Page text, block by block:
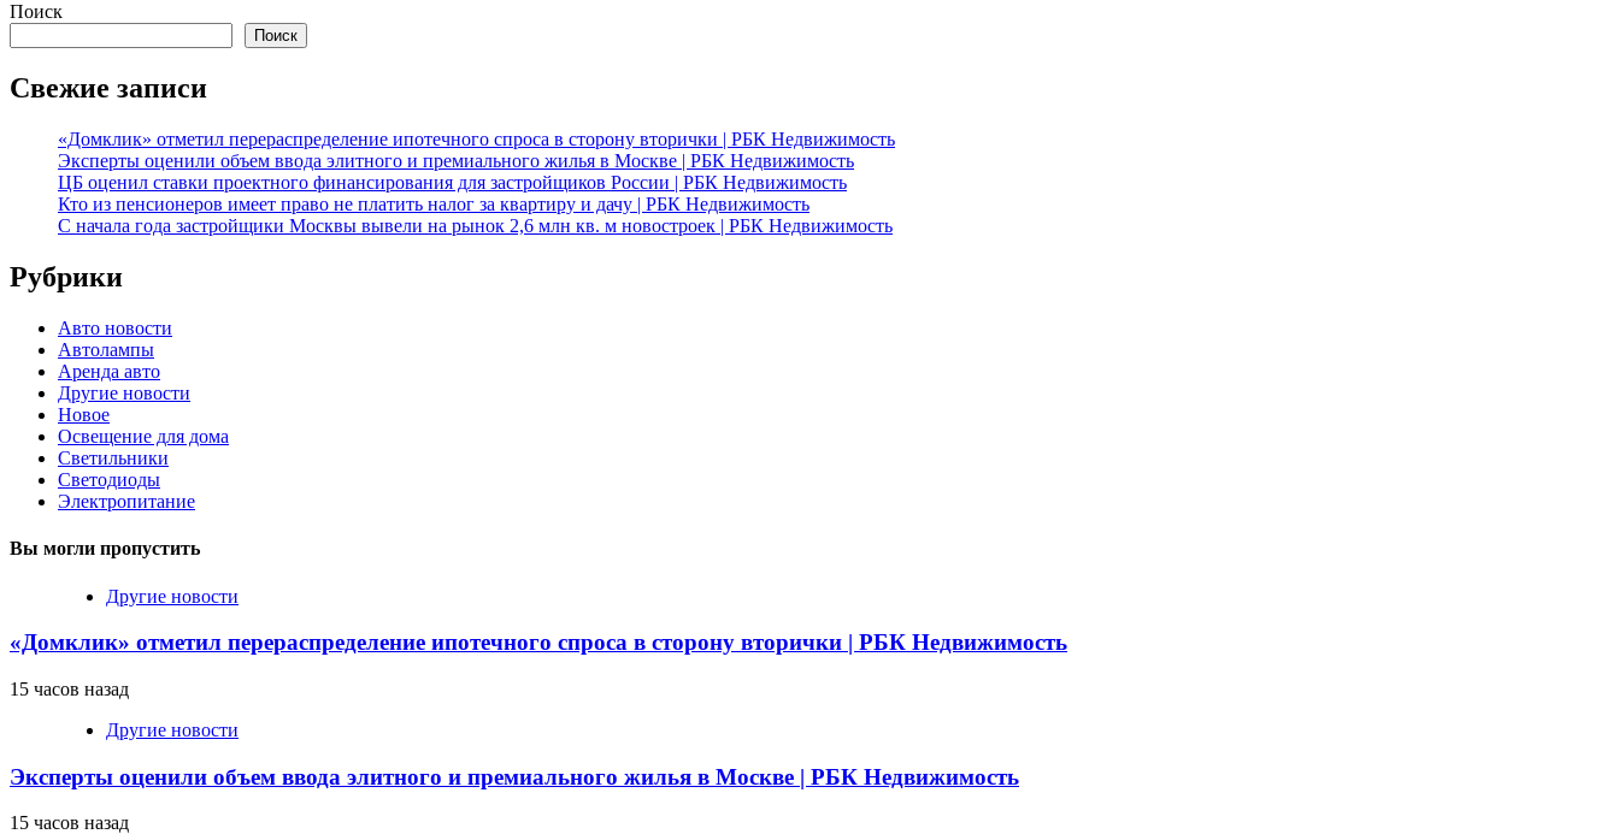
Поиск
Поиск
Свежие записи
«Домклик» отметил перераспределение ипотечного спроса в сторону вторички | РБК Недвижимость
Эксперты оценили объем ввода элитного и премиального жилья в Москве | РБК Недвижимость
ЦБ оценил ставки проектного финансирования для застройщиков России | РБК Недвижимость
Кто из пенсионеров имеет право не платить налог за квартиру и дачу | РБК Недвижимость
С начала года застройщики Москвы вывели на рынок 2,6 млн кв. м новостроек | РБК Недвижимость
Рубрики
Авто новости
Автолампы
Аренда авто
Другие новости
Новое
Освещение для дома
Светильники
Светодиоды
Электропитание
Вы могли пропустить
Другие новости
«Домклик» отметил перераспределение ипотечного спроса в сторону вторички | РБК Недвижимость
15 часов назад
Другие новости
Эксперты оценили объем ввода элитного и премиального жилья в Москве | РБК Недвижимость
15 часов назад